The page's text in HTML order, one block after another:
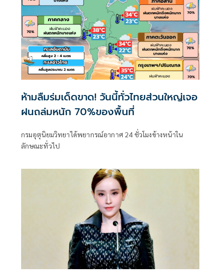
ห้ามลืมร่มเด็ดขาด! วันนี้ทั่วไทยส่วนใหญ่เจอ
ฝนถล่มหนัก 70%ของพื้นที่
กรมอุตุนิยมวิทยาได้พยากรณ์อากาศ 24 ชั่วโมงข้างหน้าใน
ลักษณะทั่วไป